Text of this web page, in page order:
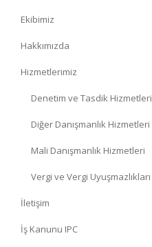
Ekibimiz
Hakkımızda
Hizmetlerimiz
Denetim ve Tasdik Hizmetleri
Diğer Danışmanlık Hizmetleri
Mali Danışmanlık Hizmetleri
Vergi ve Vergi Uyuşmazlıkları
İletişim
İş Kanunu IPC